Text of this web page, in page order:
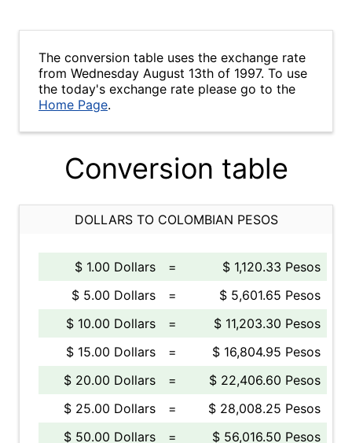
The conversion table uses the exchange rate
from Wednesday August 13th of 1997. To use
the today's exchange rate please go to the
Home Page.
Conversion table
DOLLARS TO COLOMBIAN PESOS
$ 1.00 Dollars =
$ 1,120.33 Pesos
$ 5.00 Dollars
=
$ 5,601.65 Pesos
$ 10.00 Dollars
=
$ 11,203.30 Pesos
$ 15.00 Dollars
=
$ 16,804.95 Pesos
$ 20.00 Dollars
=
$ 22,406.60 Pesos
$ 25.00 Dollars
=
$ 28,008.25 Pesos
$ 50.00 Dollars
=
$ 56,016.50 Pesos